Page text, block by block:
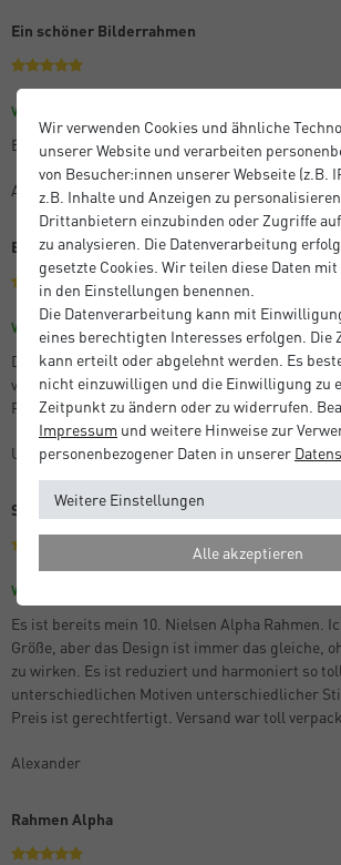
Ein schöner Bilderrahmen
Verifizierter Kauf
Es ist praktisch und schön, wenn auch etwas
Anton M.
Beste Qualität
Verifizierter Kauf Größe: 21 x 29,7 cm (A4)
Die bestellten Artikel entsprachen der
verpackt und sehr schnell an. Ganz
Produkte!
Unbekannt
Schon der 10. Alpha
Verifizierter Kauf
Es ist bereits mein 10. Nielsen Alpha Rahmen.
Größe, aber das Design ist immer das gleiche,
zu wirken. Es ist reduziert und harmoniert so
unterschiedlichen Motiven unterschiedlicher
Preis ist gerechtfertigt. Versand war toll
Alexander
Rahmen Alpha
Wir verwenden Cookies und ähnliche
unserer Website und verarbeiten
von Besucher:innen unserer Webseite (z.B.
z.B. Inhalte und Anzeigen zu
Drittanbietern einzubinden oder Zugriffe
zu analysieren. Die Datenverarbeitung
gesetzte Cookies. Wir teilen diese Daten
in den Einstellungen benennen.
Die Datenverarbeitung kann mit
eines berechtigten Interesses erfolgen. Die
kann erteilt oder abgelehnt werden. Es
nicht einzuwilligen und die Einwilligung zu
Zeitpunkt zu ändern oder zu widerrufen.
Impressum und weitere Hinweise zur
personenbezogener Daten in unserer
Weitere Einstellungen
Alle akzeptieren